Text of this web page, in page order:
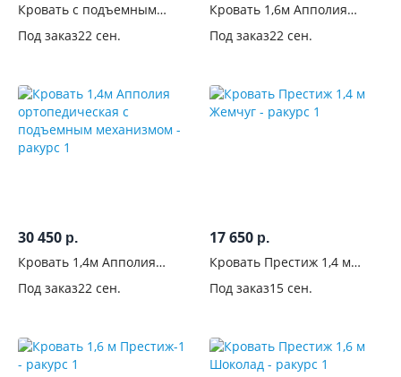
Кровать с подъемным
Классика Анкор
Под заказ22 сен.
Кровать 1,6м Апполия
подъемным механизмом
Под заказ22 сен.
30 450 р.
Кровать 1,4м Апполия
подъемным механизмом
Под заказ22 сен.
17 650 р.
Кровать Престиж 1,4 м
Под заказ15 сен.